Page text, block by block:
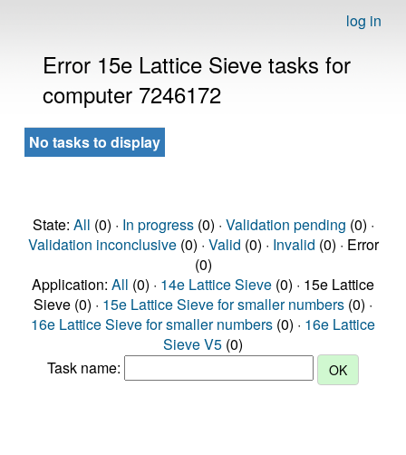
log in
Error 15e Lattice Sieve tasks for
computer 7246172
No tasks to display
State: All (0) · In progress(0) · Validation pending (0) ·
Validation inconclusive(0) · Valid (0) · Invalid (0) · Error
(0)
Application: All (0) · 14e Lattice Sieve (0) · 15e Lattice
Sieve (0) · 15e Lattice Sieve for smaller numbers (0) ·
16e Lattice Sieve for smaller numbers (0) · 16e Lattice
Sieve V5 (0)
Task name: